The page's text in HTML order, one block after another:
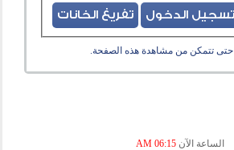
حتى تتمكن من مشاهدة هذه الصفحة.
الساعة الآن 06:15 AM